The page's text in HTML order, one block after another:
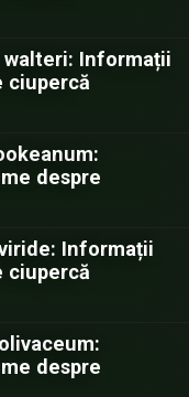
Informații
ciupercă
despre
Informații
ciupercă
despre